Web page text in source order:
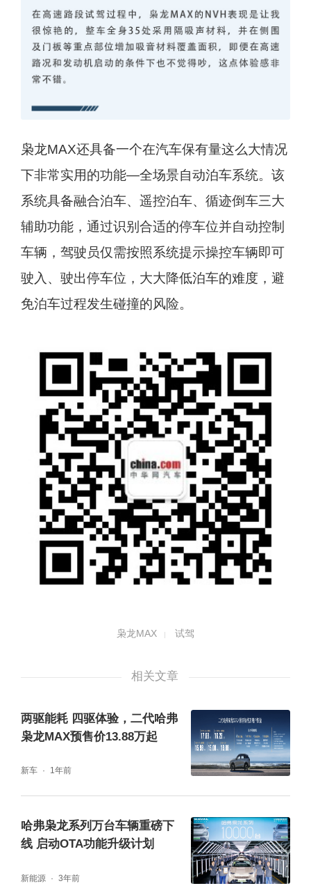
枭龙MAX还具备一个在汽车保有量这么大情况
下非常实用的功能—全场景自动泊车系统。该
系统具备融合泊车、遥控泊车、循迹倒车三大
辅助功能，通过识别合适的停车位并自动控制
车辆，驾驶员仅需按照系统提示操控车辆即可
驶入、驶出停车位，大大降低泊车的难度，避
免泊车过程发生碰撞的风险。
枭龙MAX 试驾
相关文章
两驱能耗 四驱体验，二代哈弗
枭龙MAX预售价13.88万起
新车 1年前
哈弗枭龙系列万台车辆重磅下
线 启动OTA功能升级计划
新能源 3年前